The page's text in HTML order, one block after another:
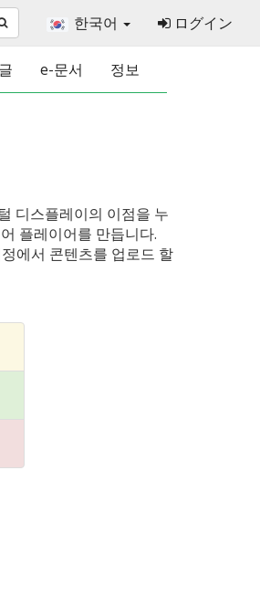
한국어 ログイン
e-문서 정보
디스플레이의 이점을 누
플레이어를 만듭니다.
에서 콘텐츠를 업로드 할